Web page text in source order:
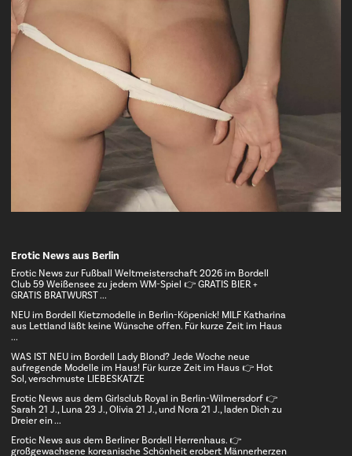
Erotic News aus Berlin
Erotic News zur Fußball Weltmeisterschaft 2026 im Bordell
Club 59 Weißensee zu jedem WM-Spiel 👉 GRATIS BIER +
GRATIS BRATWURST ...
NEU im Bordell Kietzmodelle in Berlin-Köpenick! MILF Katharina
aus Lettland läßt keine Wünsche offen. Für kurze Zeit im Haus
...
WAS IST NEU im Bordell Lady Blond? Jede Woche neue
aufregende Modelle im Haus! Für kurze Zeit im Haus 👉 Hot
Sol, verschmuste LIEBESKATZE
Erotic News aus dem Girlsclub Royal in Berlin-Wilmersdorf 👉
Sarah 21 J., Luna 23 J., Olivia 21 J., und Nora 21 J., laden Dich zu
Dreier ein ...
Erotic News aus dem Berliner Bordell Herrenhaus. 👉
großgewachsene koreanische Schönheit erobert Männerherzen